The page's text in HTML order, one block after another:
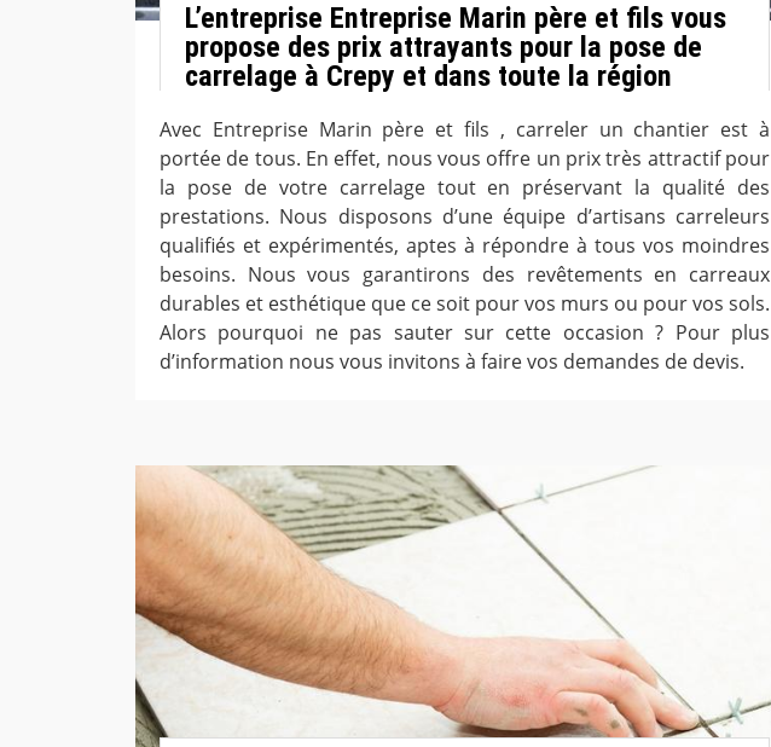
L’entreprise Entreprise Marin père et fils vous
propose des prix attrayants pour la pose de
carrelage à Crepy et dans toute la région
Avec Entreprise Marin père et fils , carreler un chantier est à
portée de tous. En effet, nous vous offre un prix très attractif pour
la pose de votre carrelage tout en préservant la qualité des
prestations. Nous disposons d’une équipe d’artisans carreleurs
qualifiés et expérimentés, aptes à répondre à tous vos moindres
besoins. Nous vous garantirons des revêtements en carreaux
durables et esthétique que ce soit pour vos murs ou pour vos sols.
Alors pourquoi ne pas sauter sur cette occasion ? Pour plus
d’information nous vous invitons à faire vos demandes de devis.